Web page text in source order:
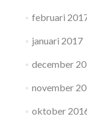
februari
januari 2017
december
november
oktober